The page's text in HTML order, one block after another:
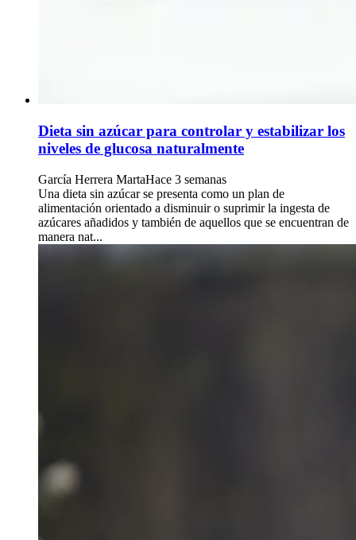
Dieta sin azúcar para controlar y estabilizar los
niveles de glucosa naturalmente
García Herrera MartaHace 3 semanas
Una dieta sin azúcar se presenta como un plan de
alimentación orientado a disminuir o suprimir la ingesta de
azúcares añadidos y también de aquellos que se encuentran de
manera nat...